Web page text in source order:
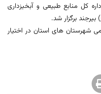
کل منابع طبیعی و آبخیزداری
برگزار شد.
تمامی شهرستان های استان در اختیار